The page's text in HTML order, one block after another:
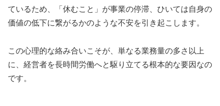
ているため、「休むこと」が事業の停滞、ひいては自身の
価値の低下に繋がるかのような不安を引き起こします。
この心理的な絡み合いこそが、単なる業務量の多さ以上
に、経営者を長時間労働へと駆り立てる根本的な要因なの
です。